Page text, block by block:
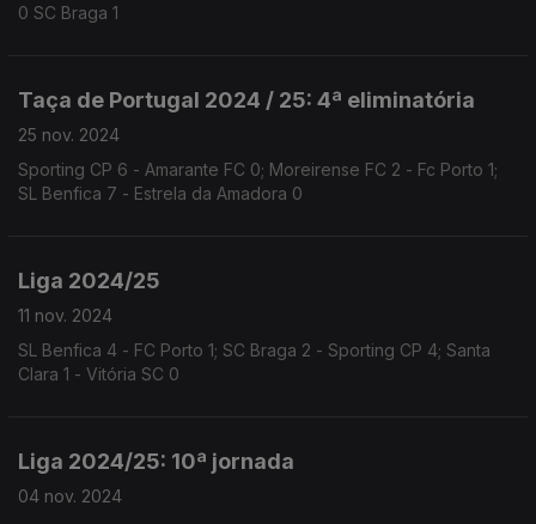
0 SC Braga 1
Taça de Portugal 2024 / 25: 4ª eliminatória
25 nov. 2024
Sporting CP 6 - Amarante FC 0; Moreirense FC 2 - Fc Porto 1;
SL Benfica 7 - Estrela da Amadora 0
Liga 2024/25
11 nov. 2024
SL Benfica 4 - FC Porto 1; SC Braga 2 - Sporting CP 4; Santa
Clara 1 - Vitória SC 0
Liga 2024/25: 10ª jornada
04 nov. 2024